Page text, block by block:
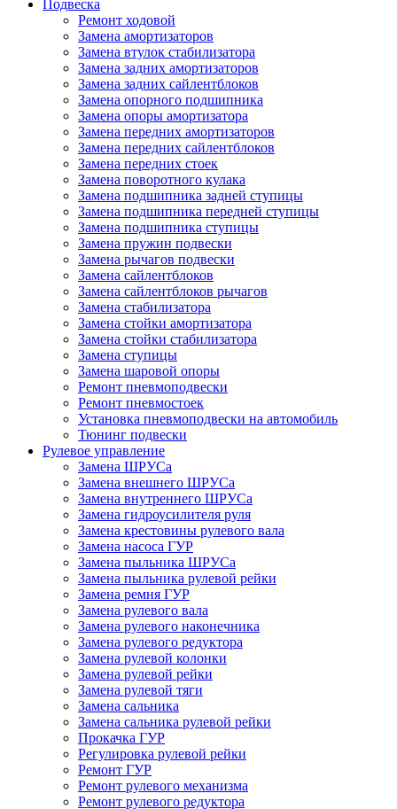
Подвеска
Ремонт ходовой
Замена амортизаторов
Замена втулок стабилизатора
Замена задних амортизаторов
Замена задних сайлентблоков
Замена опорного подшипника
Замена опоры амортизатора
Замена передних амортизаторов
Замена передних сайлентблоков
Замена передних стоек
Замена поворотного кулака
Замена подшипника задней ступицы
Замена подшипника передней ступицы
Замена подшипника ступицы
Замена пружин подвески
Замена рычагов подвески
Замена сайлентблоков
Замена сайлентблоков рычагов
Замена стабилизатора
Замена стойки амортизатора
Замена стойки стабилизатора
Замена ступицы
Замена шаровой опоры
Ремонт пневмоподвески
Ремонт пневмостоек
Установка пневмоподвески на автомобиль
Тюнинг подвески
Рулевое управление
Замена ШРУСа
Замена внешнего ШРУСа
Замена внутреннего ШРУСа
Замена гидроусилителя руля
Замена крестовины рулевого вала
Замена насоса ГУР
Замена пыльника ШРУСа
Замена пыльника рулевой рейки
Замена ремня ГУР
Замена рулевого вала
Замена рулевого наконечника
Замена рулевого редуктора
Замена рулевой колонки
Замена рулевой рейки
Замена рулевой тяги
Замена сальника
Замена сальника рулевой рейки
Прокачка ГУР
Регулировка рулевой рейки
Ремонт ГУР
Ремонт рулевого механизма
Ремонт рулевого редуктора